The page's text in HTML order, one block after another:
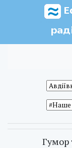
Гумор